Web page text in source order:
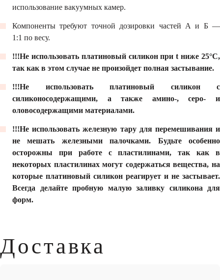
использование вакуумных камер.
Компоненты требуют точной дозировки частей А и Б ―
1:1 по весу.
!!!Не использовать платиновый силикон при t ниже 25°С,
так как в этом случае не произойдет полная застывание.
!!!Не использовать платиновый силикон с
силиконосодержащими, а также амино-, серо- и
оловосодержащими материалами.
!!!Не использовать железную тару для перемешивания и
не мешать железными палочками. Будьте особенно
осторожны при работе с пластилинами, так как в
некоторых пластилинах могут содержаться вещества, на
которые платиновый силикон реагирует и не застывает.
Всегда делайте пробную малую заливку силикона для
форм.
Доставка